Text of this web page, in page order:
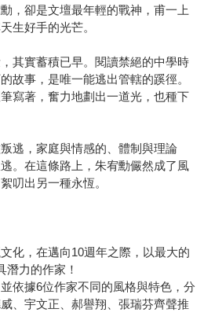
，卻是文壇最年輕的戰神，甫一上
生好手的光芒。
其實蓄積已早。閱讀禁絕的中學時
故事，是唯一能逃出管轄的蹊徑。
寫著，奮力地劃出一道光，也種下
逃，家庭與情感的、體制與理論
。在這條路上，朱宥勳儼然成了風
叨出另一種永恆。
化，在邁向10週年之際，以最大的
潛力的作家！
依據6位作家不同的風格與特色，分
、宇文正、郝譽翔、張瑞芬齊聲推